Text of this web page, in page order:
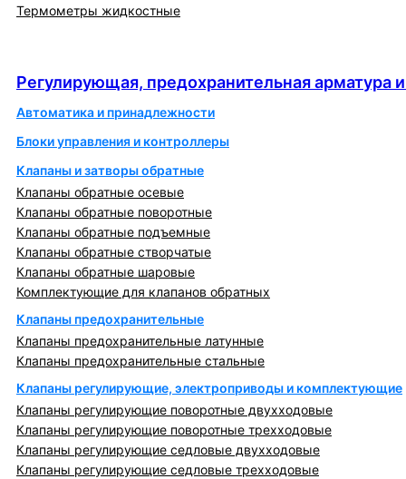
Термометры жидкостные
Регулирующая, предохранительная арматура
Автоматика и принадлежности
Блоки управления и контроллеры
Клапаны и затворы обратные
Клапаны обратные осевые
Клапаны обратные поворотные
Клапаны обратные подъемные
Клапаны обратные створчатые
Клапаны обратные шаровые
Комплектующие для клапанов обратных
Клапаны предохранительные
Клапаны предохранительные латунные
Клапаны предохранительные стальные
Клапаны регулирующие, электроприводы и комплектующие
Клапаны регулирующие поворотные двухходовые
Клапаны регулирующие поворотные трехходовые
Клапаны регулирующие седловые двухходовые
Клапаны регулирующие седловые трехходовые